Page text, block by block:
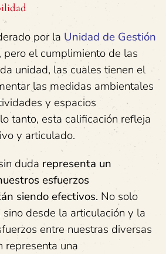
por la Unidad de Gestión
, pero el cumplimiento de las
unidad, las cuales tienen el
las medidas ambientales
y espacios
tanto, esta calificación refleja
y articulado.
duda representa un
esfuerzos
siendo efectivos. No solo
desde la articulación y la
entre nuestras diversas
representa una